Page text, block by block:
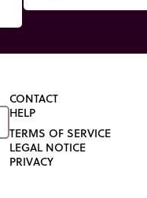
CONTACT
HELP
TERMS OF SERVICE
LEGAL NOTICE
PRIVACY